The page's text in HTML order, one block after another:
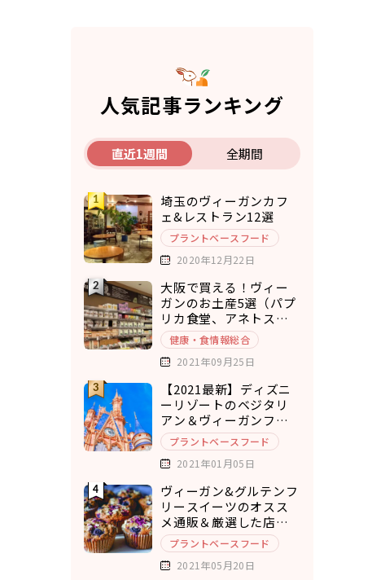
人気記事ランキング
直近1週間 全期間
埼玉のヴィーガンカフ
ェ&レストラン12選
プラントベースフード
2020年12月22日
大阪で買える！ヴィー
ガンのお土産5選（パプ
リカ食堂、アネトス、
ひねもすぱん）
健康・食情報総合
2021年09月25日
【2021最新】ディズニ
ーリゾートのベジタリ
アン＆ヴィーガンフー
ド7選
プラントベースフード
2021年01月05日
ヴィーガン&グルテンフ
リースイーツのオスス
メ通販＆厳選した店舗
10選
プラントベースフード
2021年05月20日